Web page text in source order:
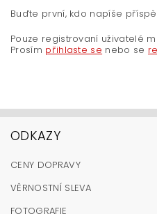
Buďte první, kdo napíše
Pouze registrovaní uživatelé
Prosím přihlaste se nebo se
ODKAZY
CENY DOPRAVY
VĚRNOSTNÍ SLEVA
FOTOGRAFIE